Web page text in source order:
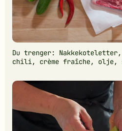
Du trenger:
chili, crème fraîche, olje,